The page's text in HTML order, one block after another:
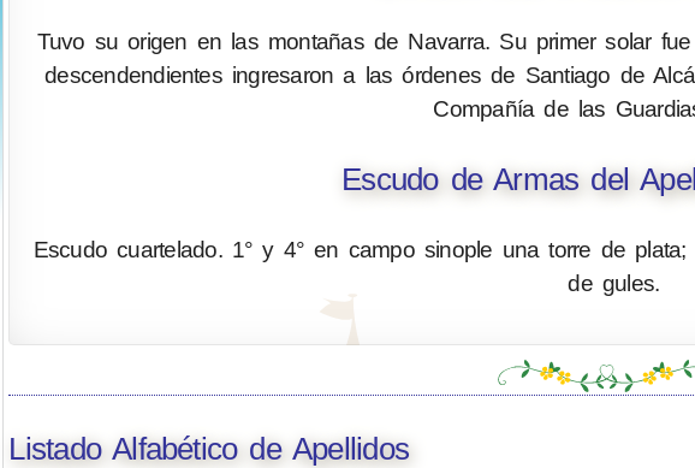
Tuvo su origen en las montañas de Navarra. Su primer solar
descendendientes ingresaron a las órdenes de Santiago de
Compañía de las
Escudo de Armas del
Escudo cuartelado. 1° y 4° en campo sinople una torre de
de gules.
Listado Alfabético de Apellidos